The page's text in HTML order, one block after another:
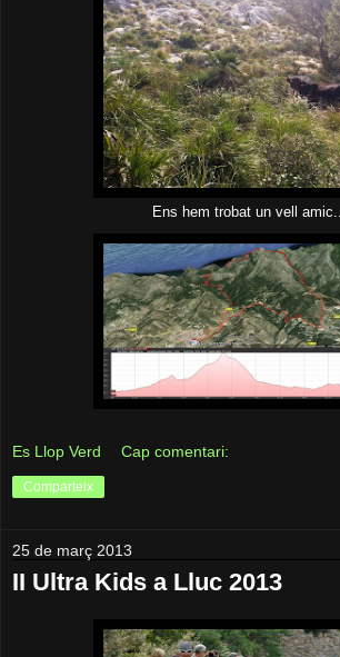
Ens hem trobat un vell amic...
Es Llop Verd Cap comentari:
Comparteix
25 de març 2013
II Ultra Kids a Lluc 2013